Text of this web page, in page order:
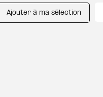
Ajouter à ma sélection